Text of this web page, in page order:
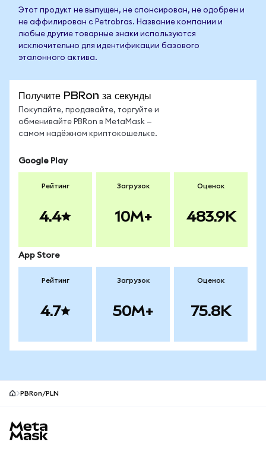
Этот продукт не выпущен, не спонсирован, не одобрен и
не аффилирован с Petrobras. Название компании и
любые другие товарные знаки используются
исключительно для идентификации базового
эталонного актива.
Получите PBRon за секунды
Покупайте, продавайте, торгуйте и
обменивайте PBRon в MetaMask —
самом надёжном криптокошельке.
Google Play
Рейтинг
4.4
Загрузок
10M+
Оценок
483.9K
App Store
Рейтинг
4.7
Загрузок
50M+
Оценок
75.8K
PBRon/PLN